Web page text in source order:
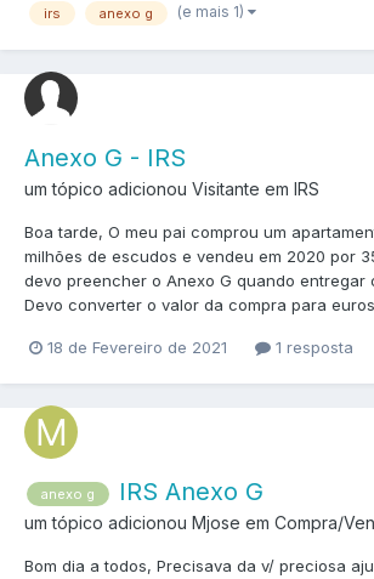
irs anexo g (e mais 1)
Anexo G - IRS
um tópico adicionou Visitante em IRS
Boa tarde, O meu pai comprou um
milhões de escudos e vendeu em 2020 por
devo preencher o Anexo G quando entregar
Devo converter o valor da compra para
18 de Fevereiro de 2021 1 resposta
anexo g IRS Anexo G
um tópico adicionou Mjose em Compra/
Bom dia a todos, Precisava da v/ preciosa